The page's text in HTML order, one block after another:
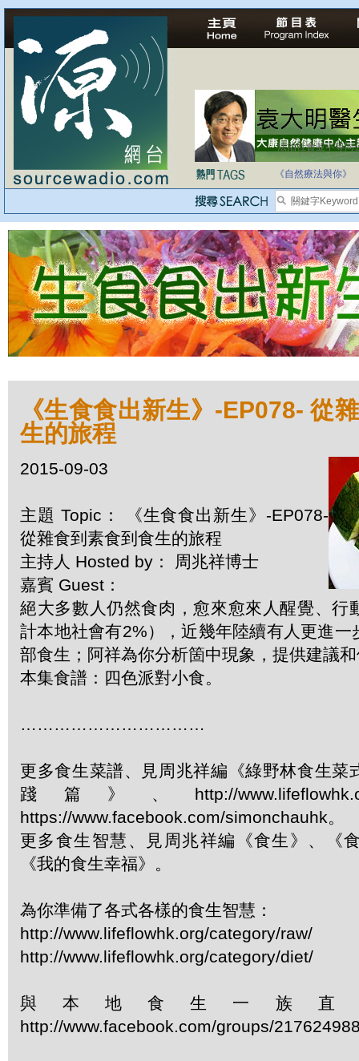
法治社會並不等同
《自然療法與你》
《生食食出新生》-EP078- 從
生的旅程
2015-09-03
主題 Topic： 《生食食出新生》-EP078-
從雜食到素食到食生的旅程
主持人 Hosted by： 周兆祥博士
嘉賓 Guest：
絕大多數人仍然食肉，愈來愈來人醒覺、行
計本地社會有2%），近幾年陸續有人更進一
部食生；阿祥為你分析箇中現象，提供建議
本集食譜：四色派對小食。
……………………………
更多食生菜譜、見周兆祥編《綠野林食生菜
踐篇》、http://www.lifeflowhk.org/
https://www.facebook.com/simonchauhk。
更多食生智慧、見周兆祥編《食生》、《
《我的食生幸福》。
為你準備了各式各樣的食生智慧：
http://www.lifeflowhk.org/category/raw/
http://www.lifeflowhk.org/category/diet/
與本地食生一族直
http://www.facebook.com/groups/